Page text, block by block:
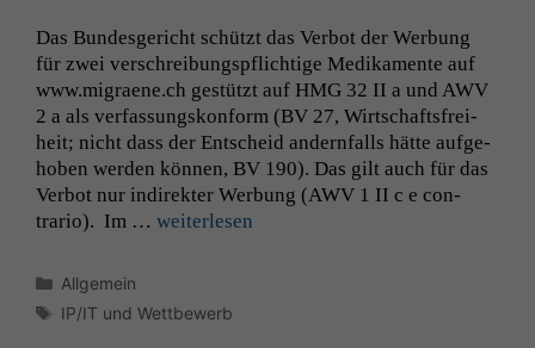
Das Bun­des­gericht schützt das Ver­bot der Wer­bung
für zwei ver­schrei­bungspflichtige Medika­mente auf
www.migraene.ch gestützt auf HMG 32 II a und AWV
2 a als ver­fas­sungskon­form (BV 27, Wirtschafts­frei­
heit; nicht dass der Entscheid andern­falls hätte aufge­
hoben wer­den kön­nen, BV 190). Das gilt auch für das
Ver­bot nur indi­rek­ter Wer­bung (AWV 1 II c e con­
trario). Im … weit­er­lesen
Kategorien
Allgemein
Schlagwörter
IP/IT und Wettbewerb
Website zu
verbessern,
zeichnen
wir
anonyme
statistische
Daten auf.